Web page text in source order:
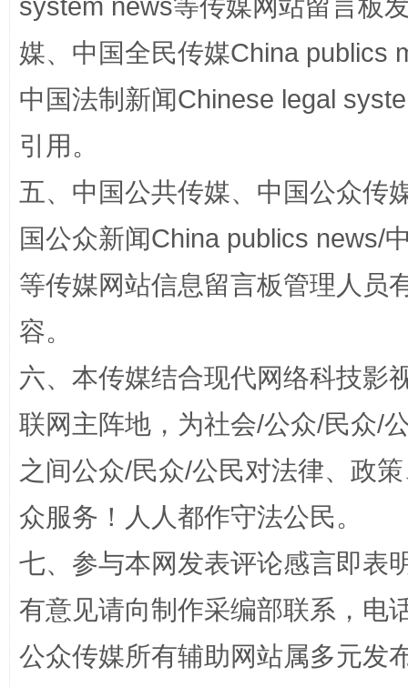
国家大学科技园优化重塑工作
扯下公款旅游的“隐身衣” 如何以
system news等传媒网站留言板
媒、中国全民传媒China publics
中国法制新闻Chinese legal
引用。
五、中国公共传媒、中国公众传
国公众新闻China publics news/
等传媒网站信息留言板管理人员
容。
六、本传媒结合现代网络科技影
联网主阵地，为社会/公众/民众/
之间公众/民众/公民对法律、政
众服务！人人都作守法公民。
七、参与本网发表评论感言即表
有意见请向制作采编部联系，电
公众传媒所有辅助网站属多元发